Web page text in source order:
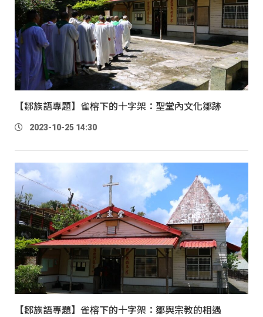
【鄒族語專題】雀榕下的十字架：聖堂內文化鄒跡
2023-10-25 14:30
【鄒族語專題】雀榕下的十字架：鄒與宗教的相遇